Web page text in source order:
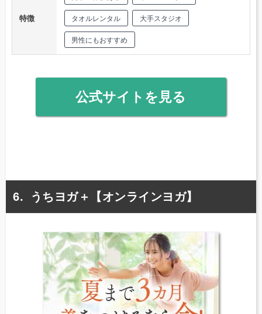
特徴 タオルレンタル 大手スタジオ
男性にもおすすめ
公式サイトを見る
うちヨガ＋【オンラインヨガ】